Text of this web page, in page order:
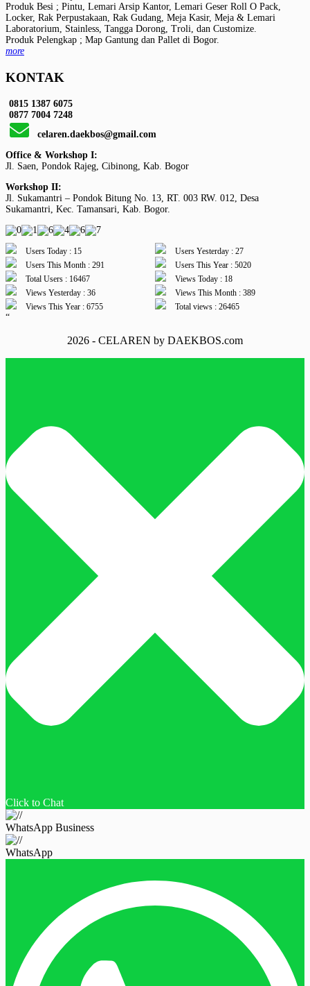
Produk Besi ; Pintu, Lemari Arsip Kantor, Lemari Geser Roll O Pack,
Locker, Rak Perpustakaan, Rak Gudang, Meja Kasir, Meja & Lemari
Laboratorium, Stainless, Tangga Dorong, Troli, dan Customize.
Produk Pelengkap ; Map Gantung dan Pallet di Bogor.
more
KONTAK
0815 1387 6075
0877 7004 7248
celaren.daekbos@gmail.com
Office & Workshop I:
Jl. Saen, Pondok Rajeg, Cibinong, Kab. Bogor
Workshop II:
Jl. Sukamantri – Pondok Bitung No. 13, RT. 003 RW. 012, Desa
Sukamantri, Kec. Tamansari, Kab. Bogor.
Users Today : 15
Users Yesterday : 27
Users This Month : 291
Users This Year : 5020
Total Users : 16467
Views Today : 18
Views Yesterday : 36
Views This Month : 389
Views This Year : 6755
Total views : 26465
“
2026 - CELAREN by DAEKBOS.com
Click to Chat
WhatsApp Business
WhatsApp